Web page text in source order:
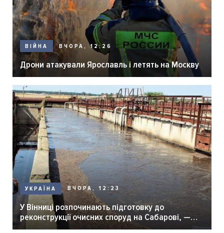
ВІЙНА ВЧОРА, 12:26
Дрони атакували Ярославль і летять на Москву
УКРАЇНА ВЧОРА, 12:23
У Вінниці розпочинають підготовку до
реконструкції очисних споруд на Сабарові, —
мер Вінниці.